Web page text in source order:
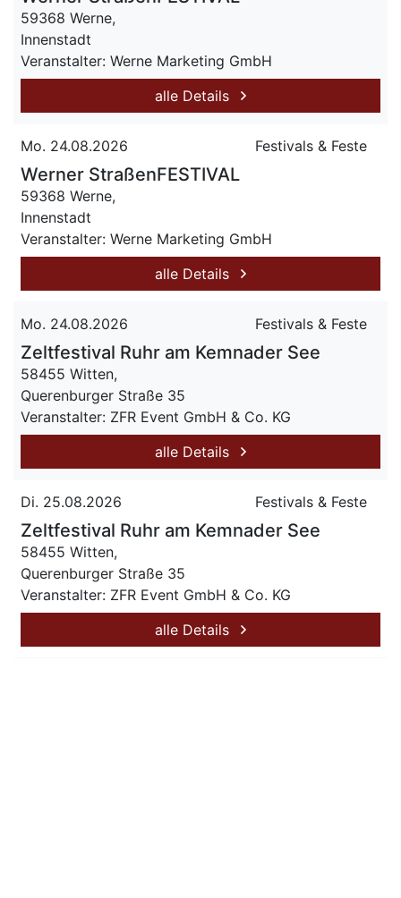
59368 Werne,
Innenstadt
Veranstalter: Werne Marketing GmbH
alle Details
Mo. 24.08.2026 Festivals & Feste
Werner StraßenFESTIVAL
59368 Werne,
Innenstadt
Veranstalter: Werne Marketing GmbH
alle Details
Mo. 24.08.2026 Festivals & Feste
Zeltfestival Ruhr am Kemnader See
58455 Witten,
Querenburger Straße 35
Veranstalter: ZFR Event GmbH & Co. KG
alle Details
Di. 25.08.2026 Festivals & Feste
Zeltfestival Ruhr am Kemnader See
58455 Witten,
Querenburger Straße 35
Veranstalter: ZFR Event GmbH & Co. KG
alle Details